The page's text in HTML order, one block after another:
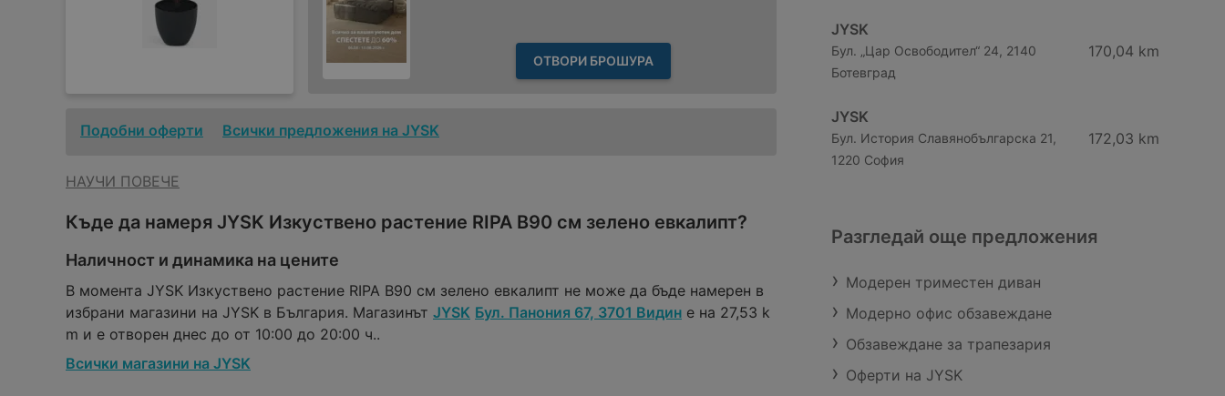
ОТВОРИ БРОШУРА
Подобни оферти Всички предложения на JYSK
НАУЧИ ПОВЕЧЕ
Къде да намеря JYSK Изкуствено растение RIPA В90 см зелено евкалипт?
Наличност и динамика на цените
В момента JYSK Изкуствено растение RIPA В90 см зелено евкалипт не може да бъде намерен в
избрани магазини на JYSK в България. Магазинът JYSK Бул. Панония 67, 3701 Видин е на 27,53 k
m и е отворен днес до от 10:00 до 20:00 ч..
Всички магазини на JYSK
JYSK
Бул. „Цар Освободител“ 24, 2140
Ботевград
170,04 km
JYSK
Бул. История Славянобългарска 21,
1220 София
172,03 km
Разгледай още предложения
Модерен триместен диван
Модерно офис обзавеждане
Обзавеждане за трапезария
Оферти на JYSK